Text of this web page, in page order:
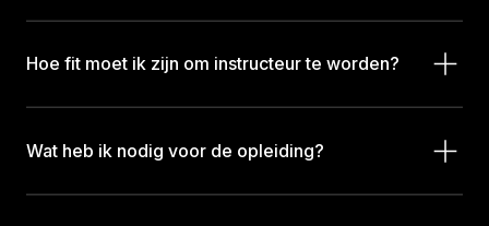
Hoe fit moet ik zijn om instructeur te worden?
Wat heb ik nodig voor de opleiding?